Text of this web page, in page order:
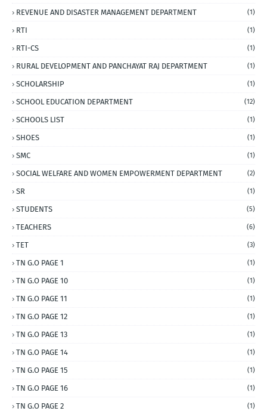
REVENUE AND DISASTER MANAGEMENT DEPARTMENT (1)
RTI (1)
RTI-CS (1)
RURAL DEVELOPMENT AND PANCHAYAT RAJ DEPARTMENT (1)
SCHOLARSHIP (1)
SCHOOL EDUCATION DEPARTMENT (12)
SCHOOLS LIST (1)
SHOES (1)
SMC (1)
SOCIAL WELFARE AND WOMEN EMPOWERMENT DEPARTMENT (2)
SR (1)
STUDENTS (5)
TEACHERS (6)
TET (3)
TN G.O PAGE 1 (1)
TN G.O PAGE 10 (1)
TN G.O PAGE 11 (1)
TN G.O PAGE 12 (1)
TN G.O PAGE 13 (1)
TN G.O PAGE 14 (1)
TN G.O PAGE 15 (1)
TN G.O PAGE 16 (1)
TN G.O PAGE 2 (1)